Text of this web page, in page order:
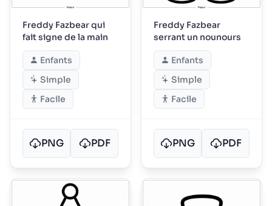
Freddy Fazbear qui
fait signe de la main
Enfants
Simple
Facile
PNG PDF
Freddy Fazbear
serrant un nounours
Enfants
Simple
Facile
PNG PDF